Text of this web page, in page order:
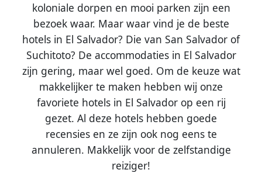
koloniale dorpen en mooi parken zijn een
bezoek waar. Maar waar vind je de beste
hotels in El Salvador? Die van San Salvador of
Suchitoto? De accommodaties in El Salvador
zijn gering, maar wel goed. Om de keuze wat
makkelijker te maken hebben wij onze
favoriete hotels in El Salvador op een rij
gezet. Al deze hotels hebben goede
recensies en ze zijn ook nog eens te
annuleren. Makkelijk voor de zelfstandige
reiziger!